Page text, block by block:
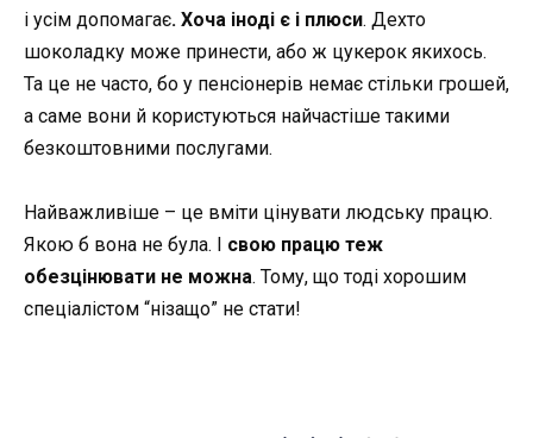
і усім допомагає. Хоча іноді є і плюси. Дехто
шоколадку може принести, або ж цукерок якихось.
Та це не часто, бо у пенсіонерів немає стільки грошей,
а саме вони й користуються найчастіше такими
безкоштовними послугами.
Найважливіше – це вміти цінувати людську працю.
Якою б вона не була. І свою працю теж
обезцінювати не можна. Тому, що тоді хорошим
спеціалістом “нізащо” не стати!